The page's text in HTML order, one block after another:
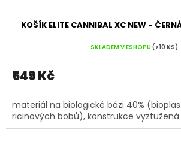
KOŠÍK ELITE CANNIBAL XC NEW -
SKLADEM V ESHOPU(>10 KS)
549 Kč
materiál na biologické bázi 40%
ricinových bobů), konstrukce vyztužená